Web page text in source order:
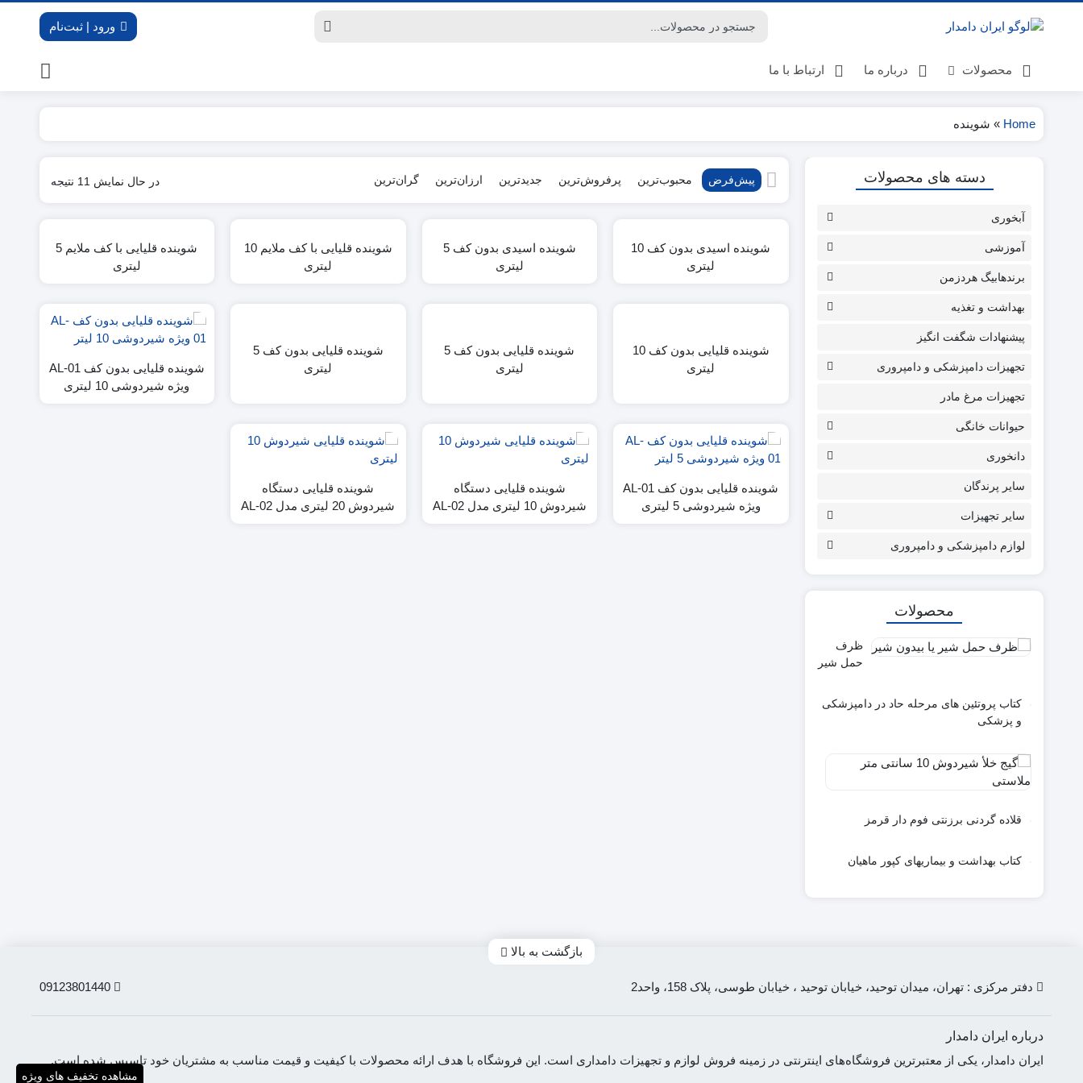
محصولات
لوازم گاوداری
لوازم دامپزشکی
بهداشت دامداری ها
بهداشت و تغذیه
حیوانات خانگی
درباره ما ارتباط با ما
Home
» شوینده
پیش‌فرض محبوب‌ترین پرفروش‌ترین جدیدترین ارزان‌ترین گران‌ترین در حال نمایش 11 نتیجه
شوینده اسیدی بدون کف 10
لیتری
شوینده اسیدی بدون کف 5
لیتری
شوینده قلیایی با کف ملایم 10
لیتری
شوینده قلیایی با کف ملایم 5
لیتری
شوینده قلیایی بدون کف 10
لیتری
شوینده قلیایی بدون کف 5
لیتری
شوینده قلیایی بدون کف 5
لیتری
شوینده قلیایی بدون کف AL-01
ویژه شیردوشی 10 لیتری
شوینده قلیایی بدون کف AL-01
ویژه شیردوشی 5 لیتری
شوینده قلیایی دستگاه
شیردوش 10 لیتری مدل AL-02
شوینده قلیایی دستگاه
شیردوش 20 لیتری مدل AL-02
دسته های محصولات
آبخوری
آموزشی
برندهابیگ هردزمن
بهداشت و تغذیه
پیشنهادات شگفت انگیز
تجهیزات دامپزشکی و دامپروری
تجهیزات مرغ مادر
حیوانات خانگی
دانخوری
سایر پرندگان
سایر تجهیزات
لوازم دامپزشکی و دامپروری
محصولات
ظرف
حمل شیر
شیر درب
کتاب پروتئین های مرحله حاد در دامپزشکی
و پزشکی
قلاده گردنی برزنتی فوم دار قرمز
کتاب بهداشت و بیماریهای کپور ماهیان
بازگشت به بالا
دفتر مرکزی : تهران، میدان توحید، خیابان توحید ، خیابان طوسی، پلاک 158، واحد2 09123801440
درباره ایران دامدار
ایران دامدار، یکی از معتبرترین فروشگاه‌های اینترنتی در زمینه فروش لوازم و تجهیزات دامداری است. این فروشگاه با هدف ارائه محصولات با کیفیت و قیمت مناسب به مشتریان خود تاسیس شده است.
مشاهده تخفیف های ویژه